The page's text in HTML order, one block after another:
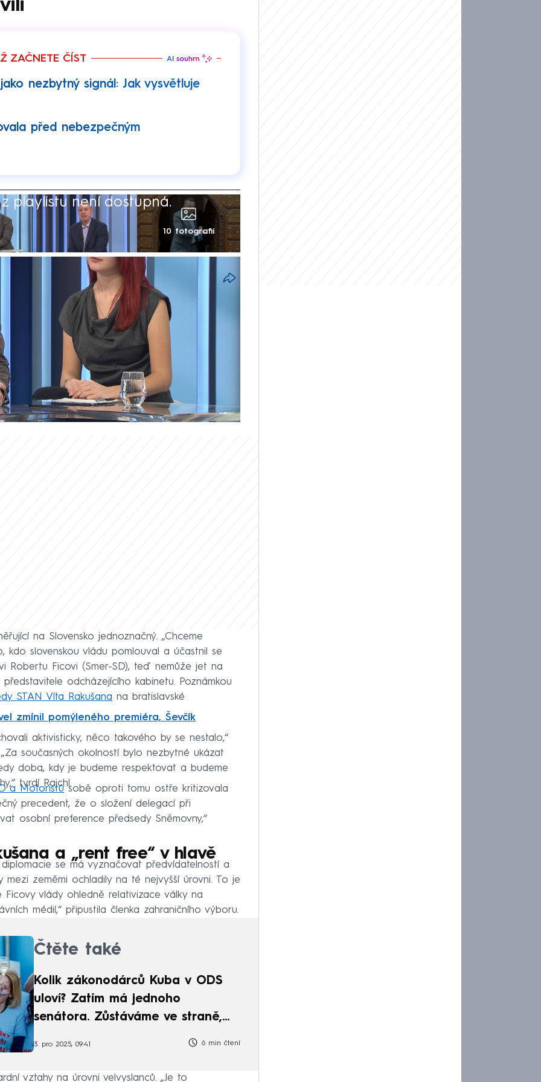
ZAČNETE ČÍST
nezbytný signál: Jak vysvětluje
před nebezpečným
playlistu není dostupná.
10 fotografií
že začíná nová etapa, řekl ke složení
Okamury při návštěvě Slovenska člen
(PRO, zvolen za SPD). Řada
jeho rozhodnutí s tím, že v
z rodící se koalice. Poslankyně a
Demetrashvili (Piráti) varovala před
šéfa SPD.
na Slovensko jednoznačný. „Chceme
kdo slovenskou vládu pomlouval a účastnil se
Robertu Ficovi (Smer-SD), teď nemůže jet na
odcházejícího kabinetu. Poznámkou
STAN Víta Rakušana na bratislavské
zmínil pomýleného premiéra, Ševčík
aktivisticky, něco takového by se nestalo,“
současných okolností bylo nezbytné ukázat
doba, kdy je budeme respektovat a budeme
tvrdí Rajchl.
a Motoristů sobě oproti tomu ostře kritizovala
precedent, že o složení delegací při
osobní preference předsedy Sněmovny,“
a „rent free“ v hlavě
se má vyznačovat předvídatelností a
mezi zeměmi ochladily na té nejvyšší úrovni. To je
vlády ohledně relativizace války na
médií,“ připustila členka zahraničního výboru.
Čtěte také
Kolik zákonodárců Kuba v ODS
uloví? Zatím má jednoho
senátora. Zůstáváme ve straně,
3. pro 2025, 09:41 6 min čtení
vztahy na úrovni velvyslanců. „Je to